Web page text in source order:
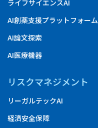
ライフサイエンスAI
AI創薬支援プラットフォーム
AI論文探索
AI医療機器
リスクマネジメント
リーガルテックAI
経済安全保障